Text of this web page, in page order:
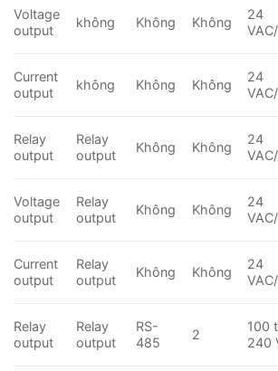
Voltage
output
không Không Không
24
Current
output
không Không Không
24
Relay
output
Relay
output
Không Không
24
Voltage
output
Relay
output
Không Không
24
Current
output
Relay
output
Không Không
24
Relay
output
Relay
output
RS-
485
2
100
240